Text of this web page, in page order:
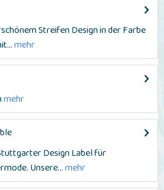
Streifen Design in der Farbe
mehr
mehr
Design Label für
Unsere...mehr